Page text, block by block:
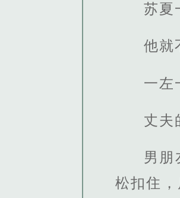
苏夏
他就
一左
丈夫
男朋
松扣住